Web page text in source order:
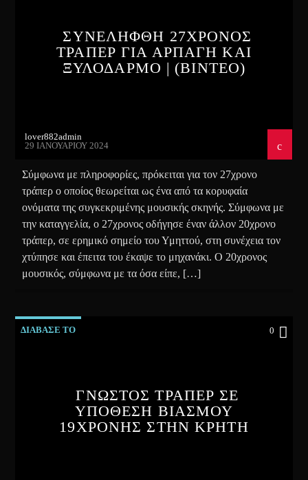
ΣΥΝΕΛΗΦΘΗ 27ΧΡΟΝΟΣ
ΤΡΑΠΕΡ ΓΙΑ ΑΡΠΑΓΗ ΚΑΙ
ΞΥΛΟΔΑΡΜΟ | (ΒΙΝΤΕΟ)
lover882admin
29 ΙΑΝΟΥΑΡΊΟΥ 2024
Σύμφωνα με πληροφορίες, πρόκειται για τον 27χρονο
τράπερ ο οποίος θεωρείται ως ένα από τα κορυφαία
ονόματα της συγκεκριμένης μουσικής σκηνής. Σύμφωνα με
την καταγγελία, ο 27χρονος οδήγησε έναν άλλον 20χρονο
τράπερ, σε ερημικό σημείο του Υμηττού, στη συνέχεια τον
χτύπησε και έπειτα του έκαψε το μηχανάκι. Ο 20χρονος
μουσικός, σύμφωνα με τα όσα είπε, […]
ΔΙΑΒΑΣΕ ΤΟ 0
ΓΝΩΣΤΟΣ ΤΡΑΠΕΡ ΣΕ
ΥΠΟΘΕΣΗ ΒΙΑΣΜΟΥ
19ΧΡΟΝΗΣ ΣΤΗΝ ΚΡΗΤΗ